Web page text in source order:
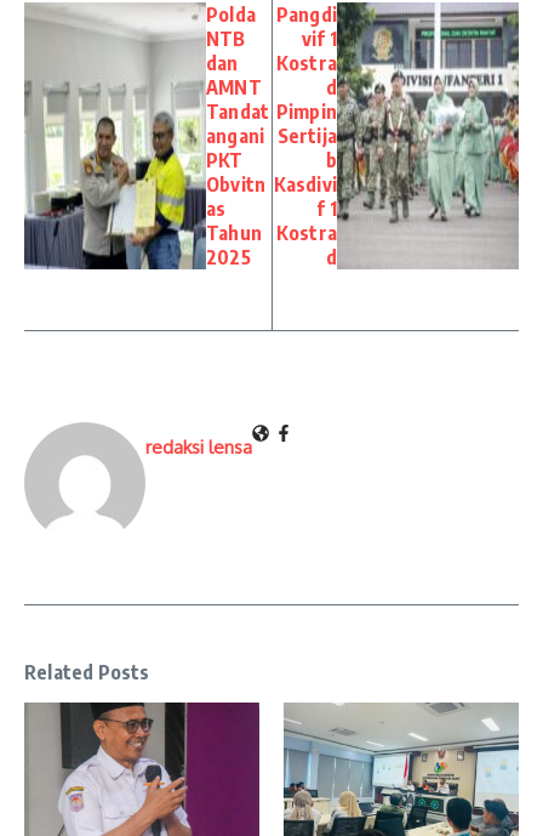
Polda
NTB
dan
AMNT
Tandat
angani
PKT
Obvitn
as
Tahun
2025
Pangdi
vif 1
Kostra
d
Pimpin
Sertija
b
Kasdivi
f 1
Kostra
d
redaksi lensa
Related Posts